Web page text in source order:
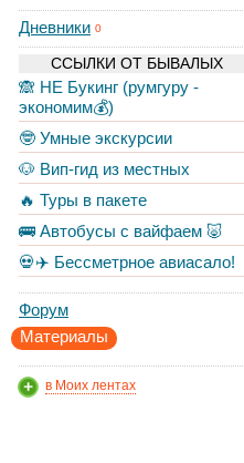
Дневники 0
ССЫЛКИ ОТ БЫВАЛЫХ
🙈 НЕ Букинг (румгуру -
экономим💰)
🤓 Умные экскурсии
🐶 Вип-гид из местных
🔥 Туры в пакете
🚌 Автобусы с вайфаем 🐷
💀✈️ Бессметрное авиасало!
Форум
Материалы
в Моих лентах